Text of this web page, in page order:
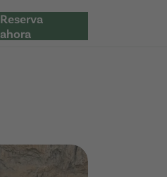
Reserva
ahora